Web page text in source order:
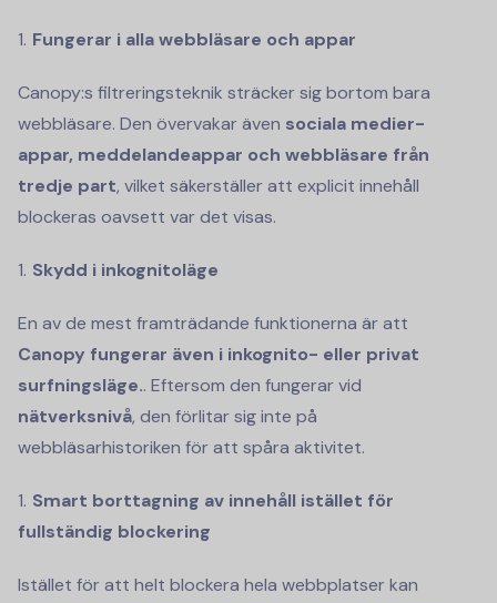
Fungerar i alla webbläsare och appar
Canopy:s filtreringsteknik sträcker sig bortom bara
webbläsare. Den övervakar även sociala medier-
appar, meddelandeappar och webbläsare från
tredje part, vilket säkerställer att explicit innehåll
blockeras oavsett var det visas.
Skydd i inkognitoläge
En av de mest framträdande funktionerna är att
Canopy fungerar även i inkognito- eller privat
surfningsläge.. Eftersom den fungerar vid
nätverksnivå, den förlitar sig inte på
webbläsarhistoriken för att spåra aktivitet.
Smart borttagning av innehåll istället för
fullständig blockering
Istället för att helt blockera hela webbplatser kan